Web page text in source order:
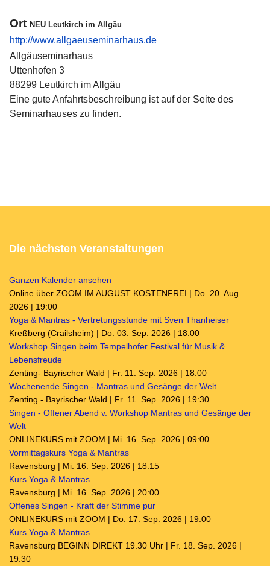
Ort NEU Leutkirch im Allgäu
http://www.allgaeuseminarhaus.de
Allgäuseminarhaus
Uttenhofen 3
88299 Leutkirch im Allgäu
Eine gute Anfahrtsbeschreibung ist auf der Seite des
Seminarhauses zu finden.
Die nächsten Veranstaltungen
Ganzen Kalender ansehen
Online über ZOOM IM AUGUST KOSTENFREI | Do. 20. Aug.
2026 | 19:00
Yoga & Mantras - Vertretungsstunde mit Sven Thanheiser
Kreßberg (Crailsheim) | Do. 03. Sep. 2026 | 18:00
Workshop Singen beim Tempelhofer Festival für Musik &
Lebensfreude
Zenting- Bayrischer Wald | Fr. 11. Sep. 2026 | 18:00
Wochenende Singen - Mantras und Gesänge der Welt
Zenting - Bayrischer Wald | Fr. 11. Sep. 2026 | 19:30
Singen - Offener Abend v. Workshop Mantras und Gesänge der
Welt
ONLINEKURS mit ZOOM | Mi. 16. Sep. 2026 | 09:00
Vormittagskurs Yoga & Mantras
Ravensburg | Mi. 16. Sep. 2026 | 18:15
Kurs Yoga & Mantras
Ravensburg | Mi. 16. Sep. 2026 | 20:00
Offenes Singen - Kraft der Stimme pur
ONLINEKURS mit ZOOM | Do. 17. Sep. 2026 | 19:00
Kurs Yoga & Mantras
Ravensburg BEGINN DIREKT 19.30 Uhr | Fr. 18. Sep. 2026 |
19:30